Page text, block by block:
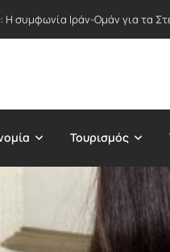
Η συμφωνία Ιράν-Ομάν για τα
Τουρισμός